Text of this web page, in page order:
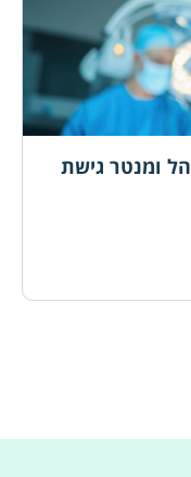
ומנטר גישת